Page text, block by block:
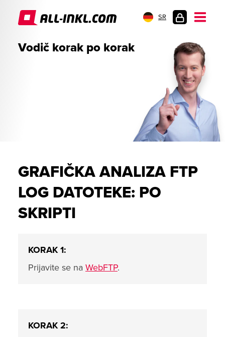
SR
Vodič korak po korak
GRAFIČKA ANALIZA FTP
LOG DATOTEKE: PO
SKRIPTI
KORAK 1:
Prijavite se na WebFTP.
KORAK 2: